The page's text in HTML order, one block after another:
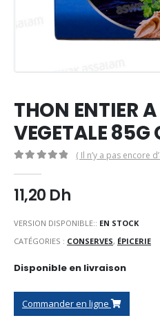
THON ENTIER A
VEGETALE 85G
( Il n’y a pas encore
11,20 Dh
VERSION DISPONIBLE:: EN STOCK
CATÉGORIES : CONSERVES, ÉPICERIE
Disponible en livraison
Commander en ligne